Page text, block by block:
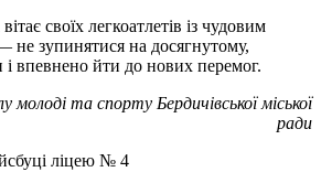
своїх легкоатлетів із чудовим
зупинятися на досягнутому,
впевнено йти до нових перемог.
молоді та спорту Бердичівської міської
ради
ліцею № 4